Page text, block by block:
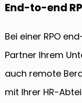
End-to-end
Bei einer RPO
Partner Ihrem
auch remote
mit Ihrer HR-